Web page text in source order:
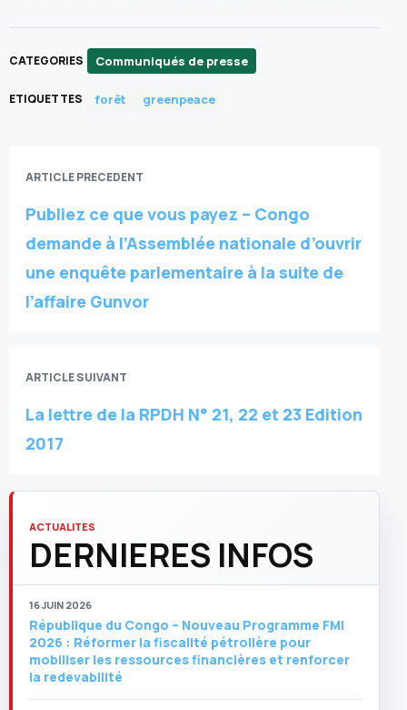
CATEGORIES Communiqués de presse
ETIQUETTES forêt greenpeace
ARTICLE PRECEDENT
Publiez ce que vous payez – Congo
demande à l’Assemblée nationale d’ouvrir
une enquête parlementaire à la suite de
l’affaire Gunvor
ARTICLE SUIVANT
La lettre de la RPDH N° 21, 22 et 23 Edition
2017
ACTUALITES
DERNIERES INFOS
16 JUIN 2026
République du Congo – Nouveau Programme FMI
2026 : Réformer la fiscalité pétrolière pour
mobiliser les ressources financières et renforcer
la redevabilité